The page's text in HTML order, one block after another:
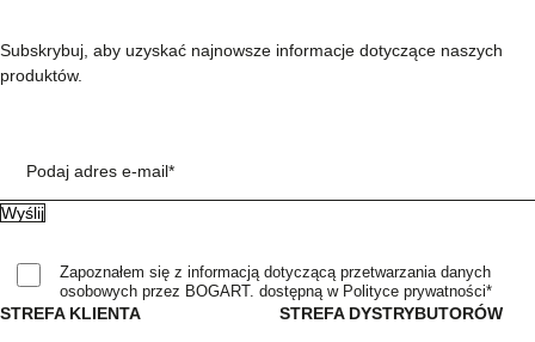
STREFA KLIENTA STREFA DYSTRYBUTORÓW
Subskrybuj, aby uzyskać najnowsze informacje dotyczące naszych
produktów.
Podaj adres e-mail*
Zapoznałem się z informacją dotyczącą przetwarzania danych
osobowych przez BOGART. dostępną w Polityce prywatności*